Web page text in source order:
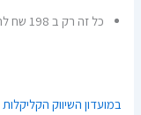
כל זה רק ב 198 שח לחודש ללא התייבות למינימום חודשים
במועדון השיווק הקליקלות